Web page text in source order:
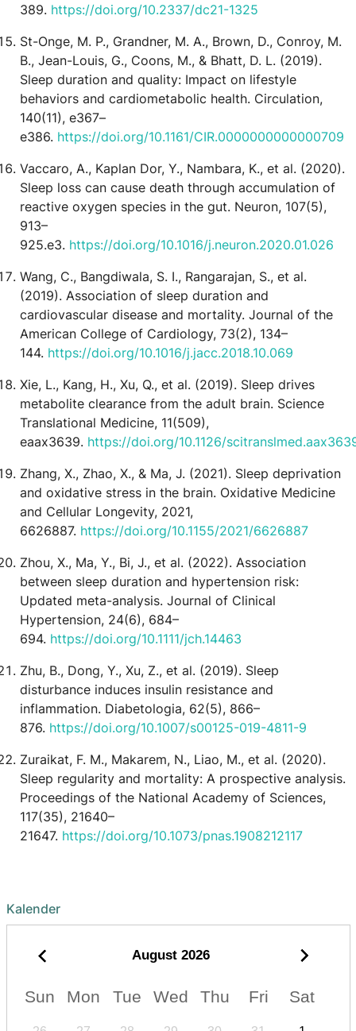
389. https://doi.org/10.2337/dc21-1325
St-Onge, M. P., Grandner, M. A., Brown, D., Conroy, M.
B., Jean-Louis, G., Coons, M., & Bhatt, D. L. (2019).
Sleep duration and quality: Impact on lifestyle
behaviors and cardiometabolic health. Circulation,
140(11), e367–
e386. https://doi.org/10.1161/CIR.0000000000000709
Vaccaro, A., Kaplan Dor, Y., Nambara, K., et al. (2020).
Sleep loss can cause death through accumulation of
reactive oxygen species in the gut. Neuron, 107(5),
913–
925.e3. https://doi.org/10.1016/j.neuron.2020.01.026
Wang, C., Bangdiwala, S. I., Rangarajan, S., et al.
(2019). Association of sleep duration and
cardiovascular disease and mortality. Journal of the
American College of Cardiology, 73(2), 134–
144. https://doi.org/10.1016/j.jacc.2018.10.069
Xie, L., Kang, H., Xu, Q., et al. (2019). Sleep drives
metabolite clearance from the adult brain. Science
Translational Medicine, 11(509),
eaax3639. https://doi.org/10.1126/
Zhang, X., Zhao, X., & Ma, J. (2021). Sleep deprivation
and oxidative stress in the brain. Oxidative Medicine
and Cellular Longevity, 2021,
6626887. https://doi.org/10.1155/2021/6626887
Zhou, X., Ma, Y., Bi, J., et al. (2022). Association
between sleep duration and hypertension risk:
Updated meta-analysis. Journal of Clinical
Hypertension, 24(6), 684–
694. https://doi.org/10.1111/jch.14463
Zhu, B., Dong, Y., Xu, Z., et al. (2019). Sleep
disturbance induces insulin resistance and
inflammation. Diabetologia, 62(5), 866–
876. https://doi.org/10.1007/s00125-019-4811-9
Zuraikat, F. M., Makarem, N., Liao, M., et al. (2020).
Sleep regularity and mortality: A prospective analysis.
Proceedings of the National Academy of Sciences,
117(35), 21640–
21647. https://doi.org/10.1073/pnas.1908212117
Kalender
August 2026
Sun Mon Tue Wed Thu Fri Sat